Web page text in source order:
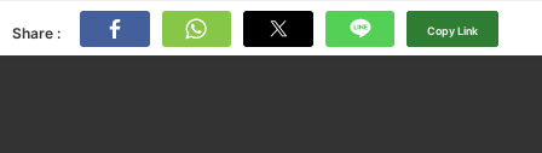
Share : Copy Link